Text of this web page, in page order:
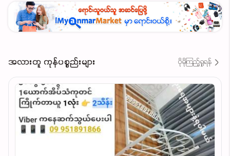
အလားတူ ကုန်ပစ္စည်းများ ပိုမိုကြည့်ရှုရန်